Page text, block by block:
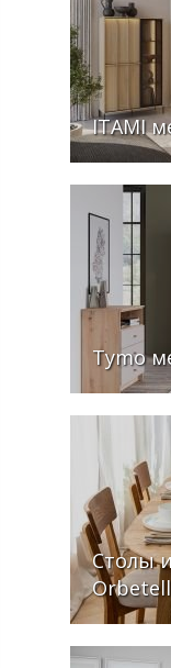
ITAMI
Tymo
Столы